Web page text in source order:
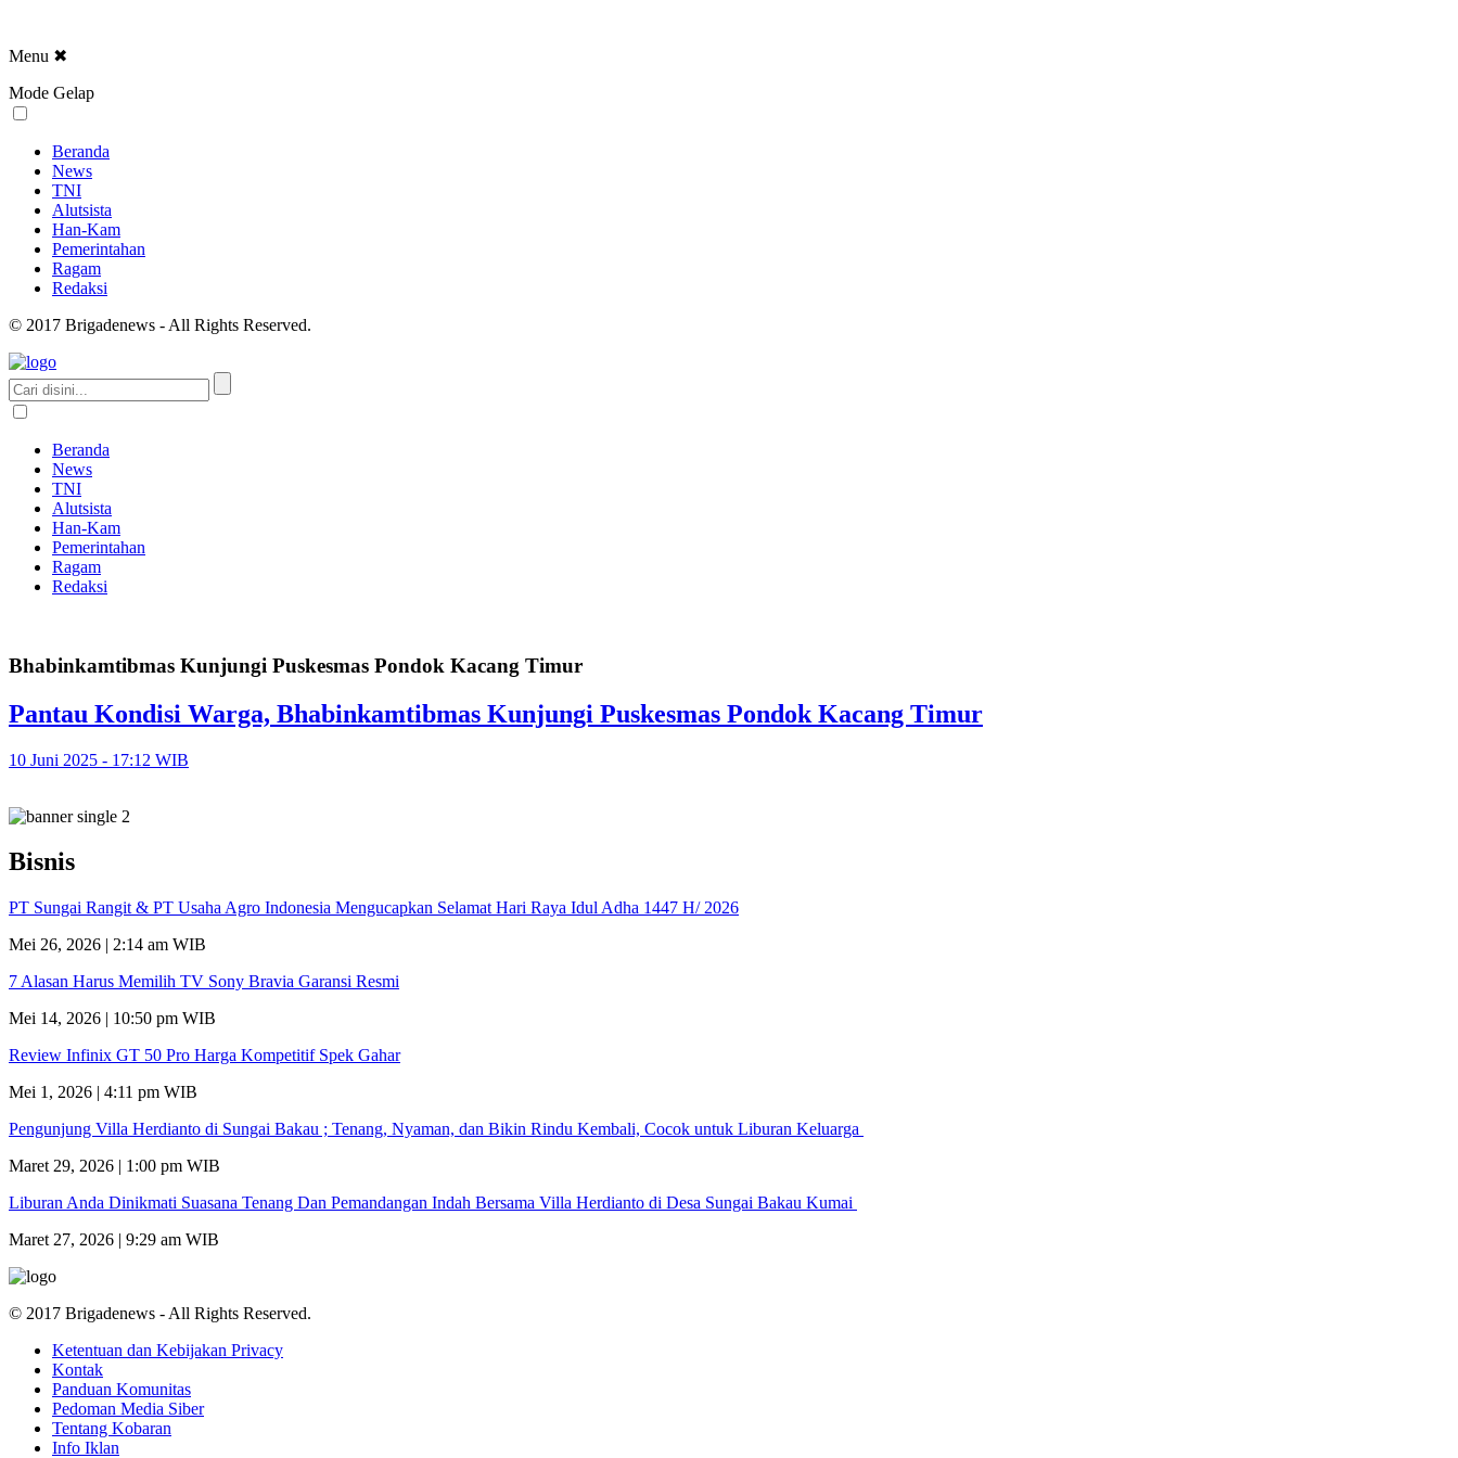
Menu ✖
Mode Gelap
Beranda
News
TNI
Alutsista
Han-Kam
Pemerintahan
Ragam
Redaksi
© 2017 Brigadenews - All Rights Reserved.
Beranda
News
TNI
Alutsista
Han-Kam
Pemerintahan
Ragam
Redaksi
Bhabinkamtibmas Kunjungi Puskesmas Pondok Kacang Timur
Pantau Kondisi Warga, Bhabinkamtibmas Kunjungi Puskesmas Pondok Kacang Timur
10 Juni 2025 - 17:12 WIB
Bisnis
PT Sungai Rangit & PT Usaha Agro Indonesia Mengucapkan Selamat Hari Raya Idul Adha 1447 H/ 2026
Mei 26, 2026 | 2:14 am WIB
7 Alasan Harus Memilih TV Sony Bravia Garansi Resmi
Mei 14, 2026 | 10:50 pm WIB
Review Infinix GT 50 Pro Harga Kompetitif Spek Gahar
Mei 1, 2026 | 4:11 pm WIB
Pengunjung Villa Herdianto di Sungai Bakau ; Tenang, Nyaman, dan Bikin Rindu Kembali, Cocok untuk Liburan Keluarga
Maret 29, 2026 | 1:00 pm WIB
Liburan Anda Dinikmati Suasana Tenang Dan Pemandangan Indah Bersama Villa Herdianto di Desa Sungai Bakau Kumai
Maret 27, 2026 | 9:29 am WIB
© 2017 Brigadenews - All Rights Reserved.
Ketentuan dan Kebijakan Privacy
Kontak
Panduan Komunitas
Pedoman Media Siber
Tentang Kobaran
Info Iklan